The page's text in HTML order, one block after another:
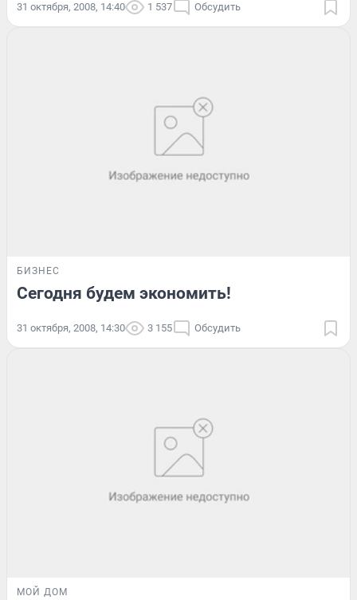
31 октября, 2008, 14:40 1 537 Обсудить
БИЗНЕС
Сегодня будем экономить!
31 октября, 2008, 14:30 3 155 Обсудить
МОЙ ДОМ